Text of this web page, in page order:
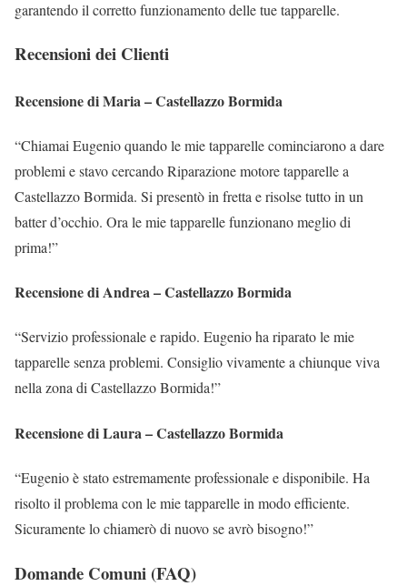
garantendo il corretto funzionamento delle tue tapparelle.
Recensioni dei Clienti
Recensione di Maria – Castellazzo Bormida
“Chiamai Eugenio quando le mie tapparelle cominciarono a dare
problemi e stavo cercando Riparazione motore tapparelle a
Castellazzo Bormida. Si presentò in fretta e risolse tutto in un
batter d’occhio. Ora le mie tapparelle funzionano meglio di
prima!”
Recensione di Andrea – Castellazzo Bormida
“Servizio professionale e rapido. Eugenio ha riparato le mie
tapparelle senza problemi. Consiglio vivamente a chiunque viva
nella zona di Castellazzo Bormida!”
Recensione di Laura – Castellazzo Bormida
“Eugenio è stato estremamente professionale e disponibile. Ha
risolto il problema con le mie tapparelle in modo efficiente.
Sicuramente lo chiamerò di nuovo se avrò bisogno!”
Domande Comuni (FAQ)